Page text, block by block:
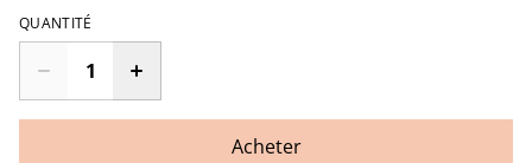
QUANTITÉ
Acheter